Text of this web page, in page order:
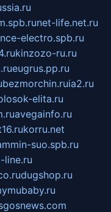
net-life.net.ru
electro.spb.ru
kinzozo-ru.ru
eugrus.pp.ru
bezmorchin.ruia2.ru
elita.ru
avegainfo.ru
korru.net
suo.spb.ru
line.ru
dugshop.ru